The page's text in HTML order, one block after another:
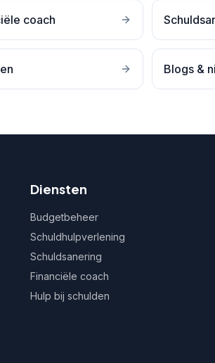
coach
Blogs &
Diensten
Budgetbeheer
Schuldhulpverlening
Schuldsanering
Financiële coach
Hulp bij schulden